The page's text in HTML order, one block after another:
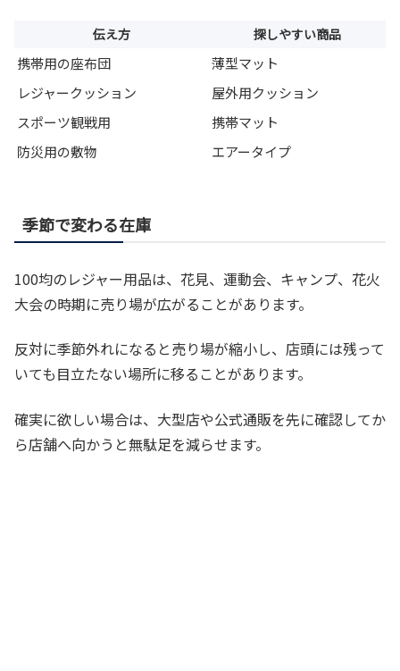
伝え方 探しやすい商品
携帯用の座布団
薄型マット
レジャークッション
屋外用クッション
スポーツ観戦用
携帯マット
防災用の敷物
エアータイプ
季節で変わる在庫
100均のレジャー用品は、花見、運動会、キャンプ、花火
大会の時期に売り場が広がることがあります。
反対に季節外れになると売り場が縮小し、店頭には残って
いても目立たない場所に移ることがあります。
確実に欲しい場合は、大型店や公式通販を先に確認してか
ら店舗へ向かうと無駄足を減らせます。